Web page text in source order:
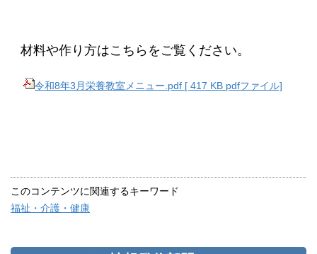
材料や作り方はこちらをご覧ください。
令和8年3月栄養教室メニュー.pdf [ 417 KB pdfファイル]
このコンテンツに関連するキーワード
福祉・介護・健康